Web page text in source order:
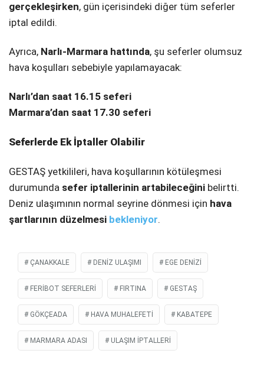
Youtube
gerçekleşirken, gün içerisindeki diğer tüm seferler
iptal edildi.
Ayrıca, Narlı-Marmara hattında, şu seferler olumsuz
hava koşulları sebebiyle yapılamayacak:
Narlı’dan saat 16.15 seferi
Marmara’dan saat 17.30 seferi
Seferlerde Ek İptaller Olabilir
GESTAŞ yetkilileri, hava koşullarının kötüleşmesi
durumunda sefer iptallerinin artabileceğini belirtti.
Deniz ulaşımının normal seyrine dönmesi için hava
şartlarının düzelmesi bekleniyor.
ÇANAKKALE DENIZ ULAŞIMI EGE DENIZI
FERIBOT SEFERLERI FIRTINA GESTAŞ
GÖKÇEADA HAVA MUHALEFETI KABATEPE
MARMARA ADASI ULAŞIM IPTALLERI